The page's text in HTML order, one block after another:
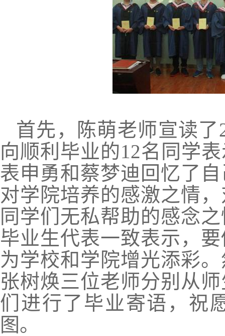
首先，陈萌老师宣读了
向顺利毕业的12名同学
表申勇和蔡梦迪回忆了
对学院培养的感激之情
同学们无私帮助的感念
毕业生代表一致表示，
为学校和学院增光添彩
张树焕三位老师分别从
们进行了毕业寄语，祝
图。